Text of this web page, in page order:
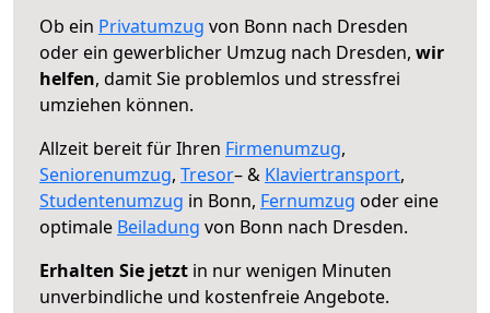
Ob ein Privatumzug von Bonn nach Dresden
oder ein gewerblicher Umzug nach Dresden, wir
helfen, damit Sie problemlos und stressfrei
umziehen können.
Allzeit bereit für Ihren Firmenumzug,
Seniorenumzug, Tresor– & Klaviertransport,
Studentenumzug in Bonn, Fernumzug oder eine
optimale Beiladung von Bonn nach Dresden.
Erhalten Sie jetzt in nur wenigen Minuten
unverbindliche und kostenfreie Angebote.